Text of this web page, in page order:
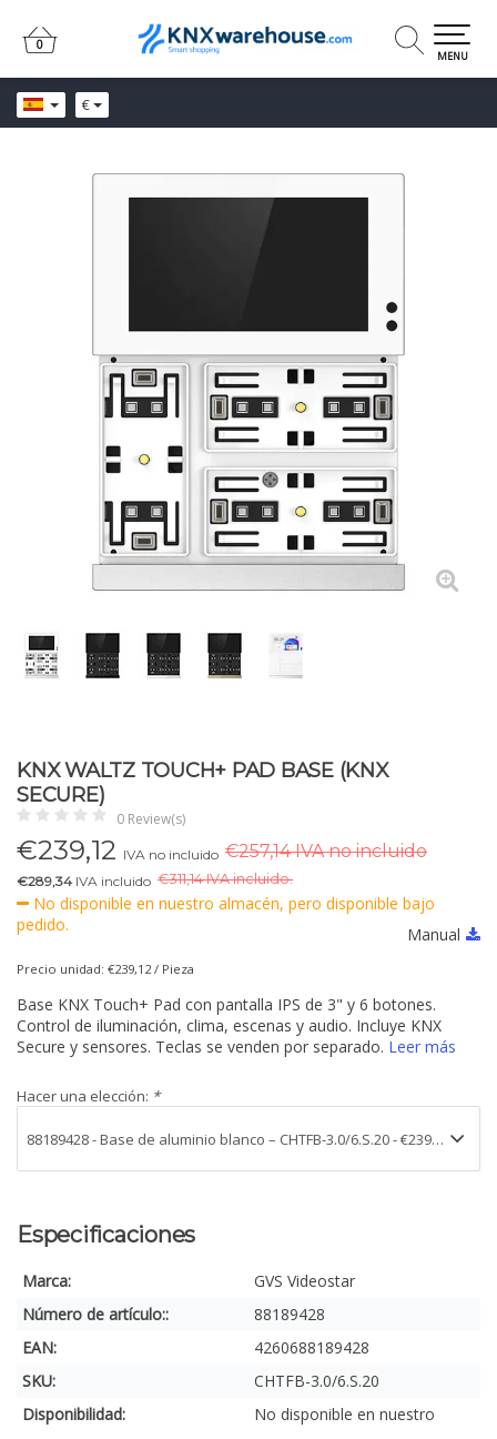
€
0
0
MENU
KNX WALTZ TOUCH+ PAD BASE (KNX
SECURE)
0 Review(s)
€239,12 IVA no incluido €257,14 IVA no incluido
€289,34 IVA incluido €311,14 IVA incluido.
No disponible en nuestro almacén, pero disponible bajo
pedido.
Manual
Precio unidad: €239,12 / Pieza
Base KNX Touch+ Pad con pantalla IPS de 3" y 6 botones.
Control de iluminación, clima, escenas y audio. Incluye KNX
Secure y sensores. Teclas se venden por separado. Leer más
Hacer una elección: *
Especificaciones
Marca:
GVS Videostar
Número de artículo::
88189428
EAN:
4260688189428
SKU:
CHTFB-3.0/6.S.20
Disponibilidad:
No disponible en nuestro